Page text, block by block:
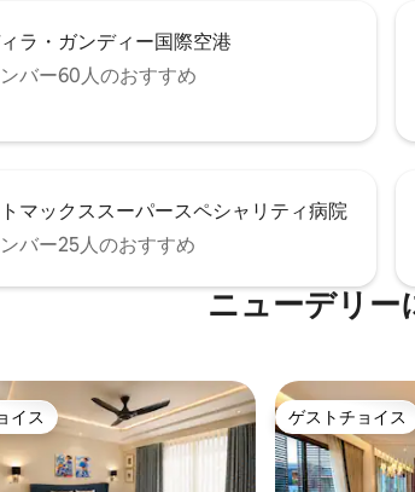
ラ・ガンディー国際空港
バー60人のおすすめ
マックススーパースペシャリティ病院
バー25人のおすすめ
ニューデリー
イス
イス ゲストチョイス
ゲストチョイス